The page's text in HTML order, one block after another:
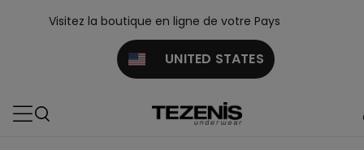
Visitez la boutique en ligne de votre Pays
UNITED STATES